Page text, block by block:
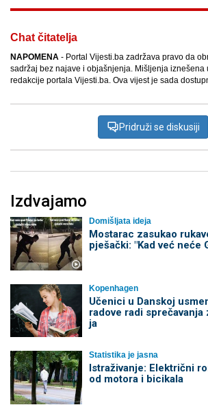
Chat čitatelja
NAPOMENA - Portal Vijesti.ba zadržava pravo da
sadržaj bez najave i objašnjenja. Mišljenja iznešena
redakcije portala Vijesti.ba. Ova vijest je sada
Pridruži se diskusiji
Izdvajamo
Domišljata ideja
Mostarac zasukao
pješački: "Kad već neće
Kopenhagen
Učenici u Danskoj
radove radi
ja
Statistika je jasna
Istraživanje: Električni
od motora i bicikala